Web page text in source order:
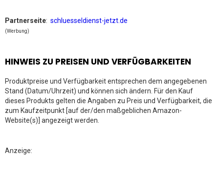
Partnerseite: schluesseldienst-jetzt.de
(Werbung)
HINWEIS ZU PREISEN UND VERFÜGBARKEITEN
Produktpreise und Verfügbarkeit entsprechen dem angegebenen
Stand (Datum/Uhrzeit) und können sich ändern. Für den Kauf
dieses Produkts gelten die Angaben zu Preis und Verfügbarkeit, die
zum Kaufzeitpunkt [auf der/den maßgeblichen Amazon-
Website(s)] angezeigt werden.
Anzeige: